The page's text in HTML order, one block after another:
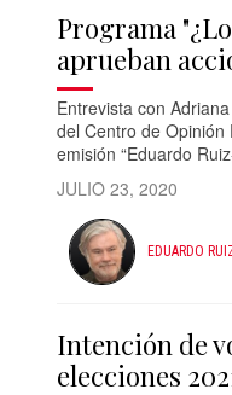
Programa
aprueban
Entrevista con
del Centro de
emisión “Eduardo
JULIO 23, 2020
EDUARDO
Intención de
elecciones